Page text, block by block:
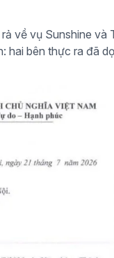
về vụ Sunshine và
hai bên thực ra đã